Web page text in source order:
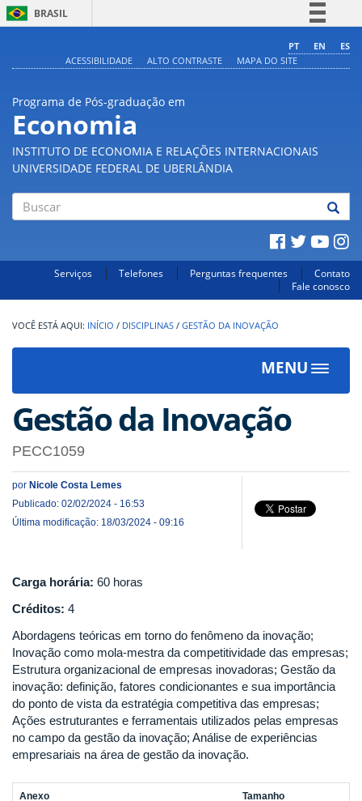
BRASIL
Comunica BR
PT EN
ES
ACESSIBILIDADE
ALTO CONTRASTE MAPA DO SITE
Programa de Pós-graduação em
Economia
INSTITUTO DE ECONOMIA E RELAÇÕES INTERNACIONAIS
UNIVERSIDADE FEDERAL DE UBERLÂNDIA
Serviços Telefones Perguntas frequentes
Contato
Fale conosco
INÍCIO / DISCIPLINAS / GESTÃO DA INOVAÇÃO
MENU
Toggle
Gestão da Inovação
PECC1059
por Nicole Costa Lemes
Publicado: 02/02/2024 - 16:53
Última modificação: 18/03/2024 - 09:16
Carga horária: 60 horas
Créditos: 4
Abordagens teóricas em torno do fenômeno da inovação;
Inovação como mola-mestra da competitividade das empresas;
Estrutura organizacional de empresas inovadoras; Gestão da
inovação: definição, fatores condicionantes e sua importância
do ponto de vista da estratégia competitiva das empresas;
Ações estruturantes e ferramentais utilizados pelas empresas
no campo da gestão da inovação; Análise de experiências
empresariais na área de gestão da inovação.
Anexo Tamanho